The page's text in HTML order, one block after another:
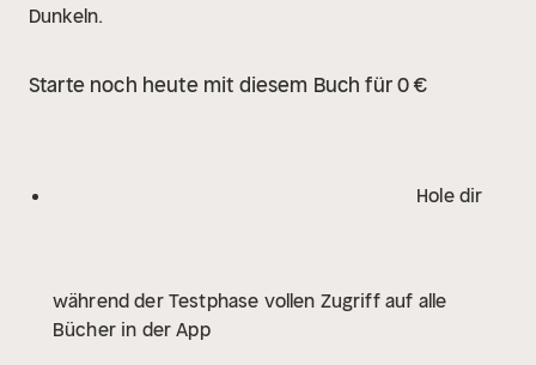
Dunkeln.
Starte noch heute mit diesem Buch für 0 €
Hole dir
während der Testphase vollen Zugriff auf alle
Bücher in der App